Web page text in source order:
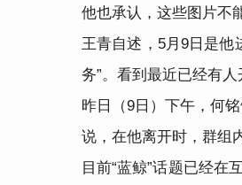
他也承认，这些图片不
王青自述，5月9日是他
务”。看到最近已经有
昨日（9日）下午，何
说，在他离开时，群组
目前“蓝鲸”话题已经在